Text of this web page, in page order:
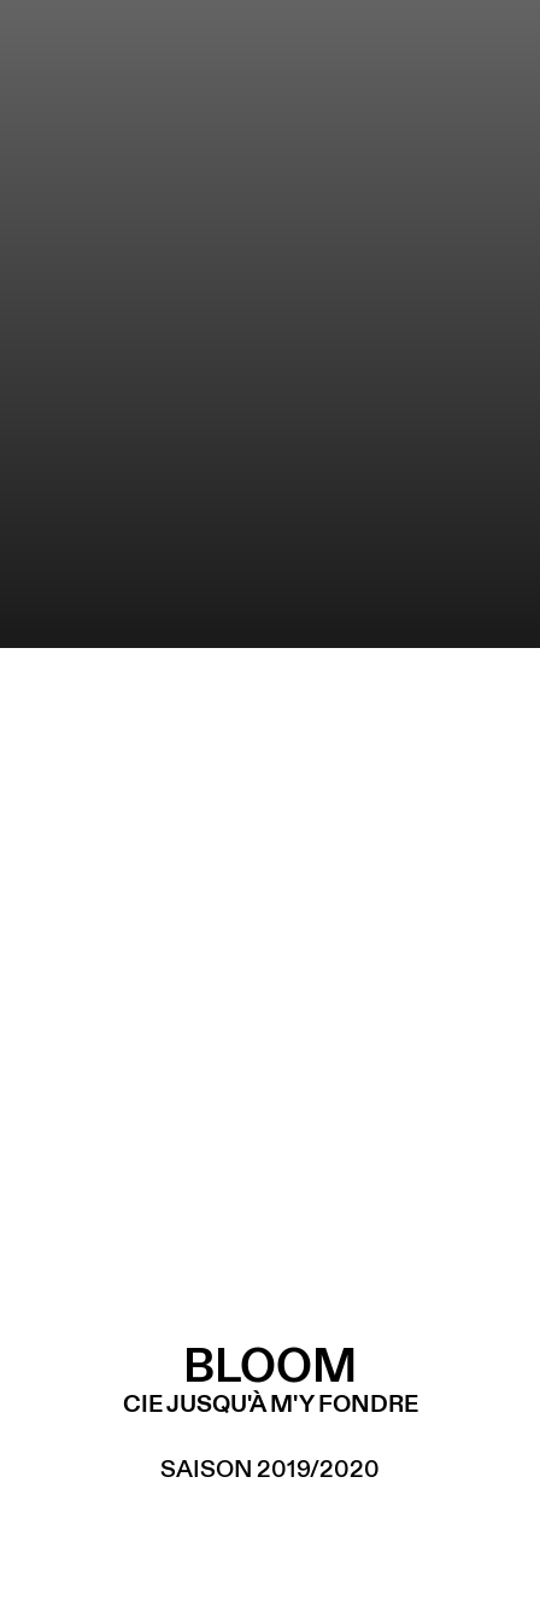
BLOOM
CIE JUSQU'À M'Y FONDRE
SAISON 2019/2020